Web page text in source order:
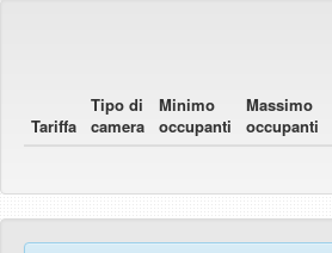
Tariffa
Tipo di
camera
Minimo
occupanti
Massimo
occupanti